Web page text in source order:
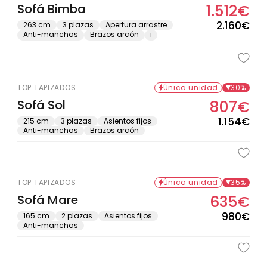
Sofá Bimba
263 cm 3 plazas
Apertura arrastre
Anti-manchas
Brazos arcón +
2.160€de
1.512€
TOP TAPIZADOS Única unidad 30%
Sofá Sol
215 cm 3 plazas
Asientos fijos
Anti-manchas
Brazos arcón
1.154€de
807€
TOP TAPIZADOS Única unidad 35%
Sofá Mare
165 cm 2 plazas
Asientos fijos
Anti-manchas
980€de
635€